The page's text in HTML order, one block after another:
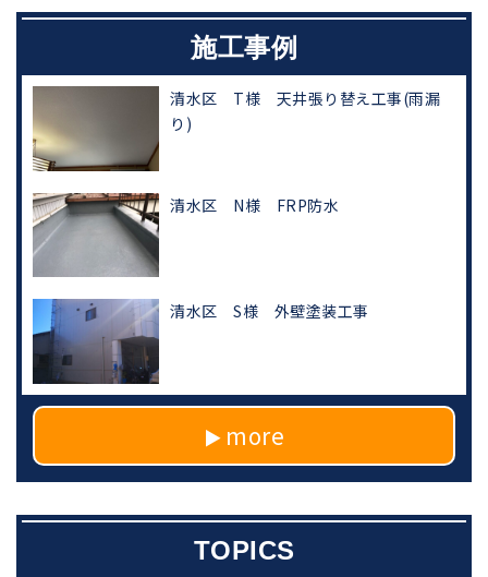
施工事例
清水区 T様 天井張り替え工事(雨漏
り)
清水区 N様 FRP防水
清水区 S様 外壁塗装工事
more
TOPICS